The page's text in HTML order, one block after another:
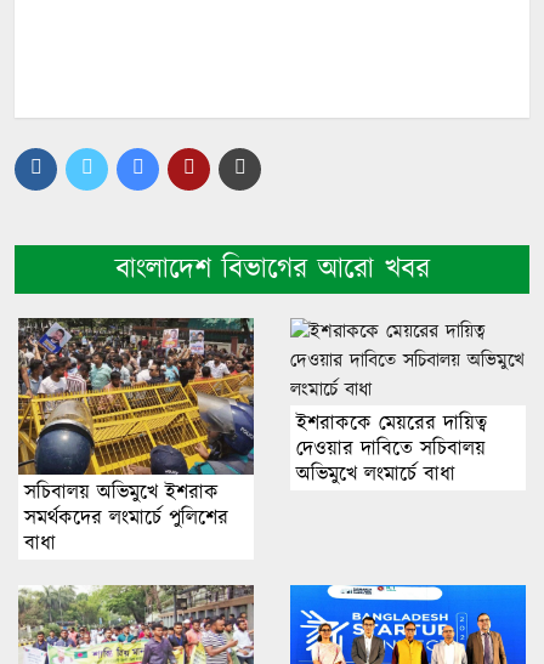
বাংলাদেশ বিভাগের আরো খবর
সচিবালয় অভিমুখে ইশরাক
সমর্থকদের লংমার্চে পুলিশের
বাধা
ইশরাককে মেয়রের দায়িত্ব
দেওয়ার দাবিতে সচিবালয়
অভিমুখে লংমার্চে বাধা